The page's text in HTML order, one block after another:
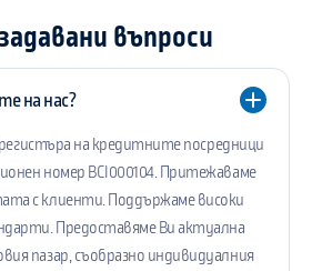
въпроси
на нас?
регистъра на кредитните посредници
номер BCI000104. Притежаваме
с клиенти. Поддържаме високи
Предоставяме Ви актуална
пазар, съобразно индивидуалния